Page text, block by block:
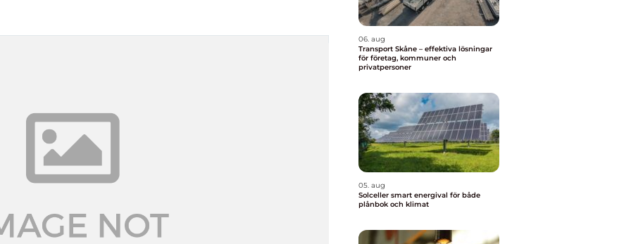
06. aug
Transport Skåne – effektiva lösningar
för företag, kommuner och
privatpersoner
05. aug
Solceller smart energival för både
plånbok och klimat